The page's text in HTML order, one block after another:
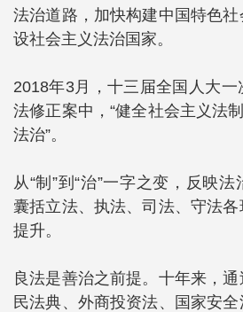
法治道路，加快构建中国特色
设社会主义法治国家。
2018年3月，十三届全国人大
法修正案中，“健全社会主义法
法治”。
从“制”到“治”一字之变，反映
囊括立法、执法、司法、守法
提升。
良法是善治之前提。十年来，
民法典、外商投资法、国家安全